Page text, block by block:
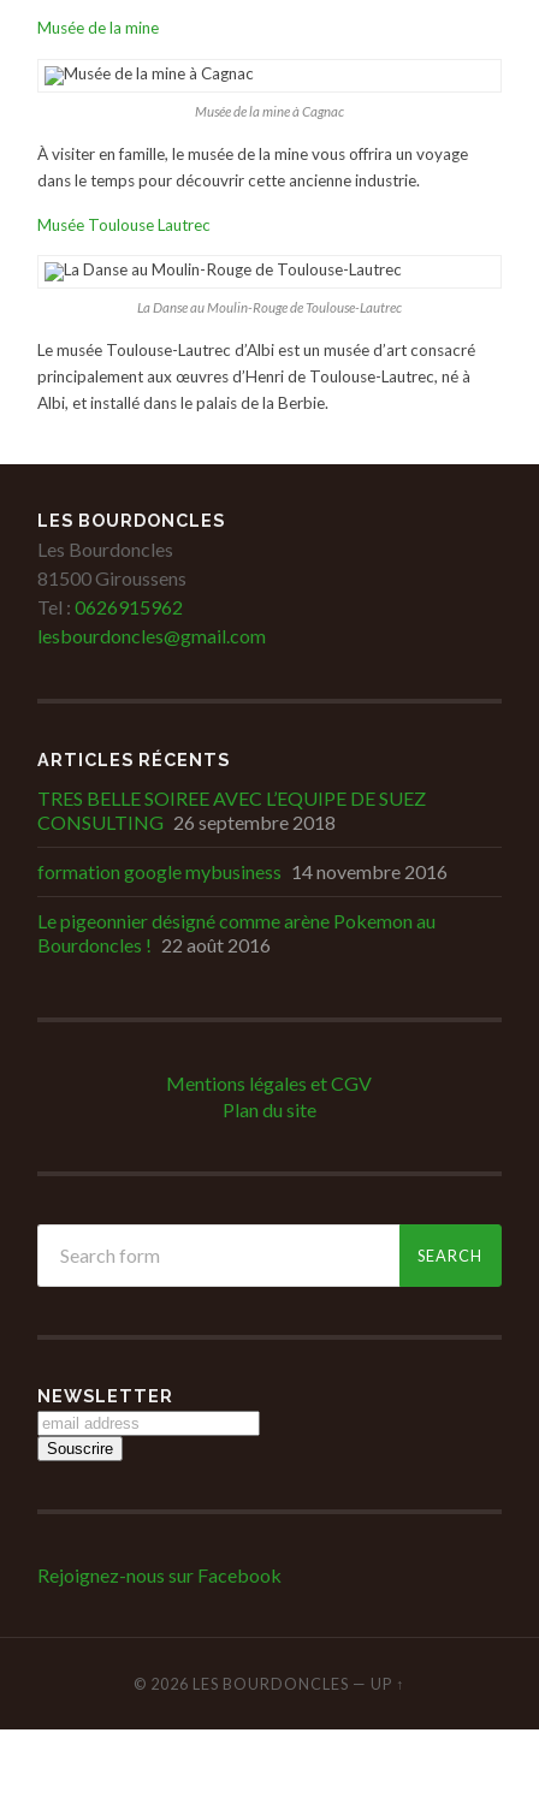
Musée de la mine
Musée de la mine à Cagnac
À visiter en famille, le musée de la mine vous offrira un voyage
dans le temps pour découvrir cette ancienne industrie.
Musée Toulouse Lautrec
La Danse au Moulin-Rouge de Toulouse-Lautrec
Le musée Toulouse-Lautrec d’Albi est un musée d’art consacré
principalement aux œuvres d’Henri de Toulouse-Lautrec, né à
Albi, et installé dans le palais de la Berbie.
LES BOURDONCLES
Les Bourdoncles
81500 Giroussens
Tel : 0626915962
lesbourdoncles@gmail.com
ARTICLES RÉCENTS
TRES BELLE SOIREE AVEC L’EQUIPE DE SUEZ
CONSULTING 26 septembre 2018
formation google mybusiness 14 novembre 2016
Le pigeonnier désigné comme arène Pokemon au
Bourdoncles ! 22 août 2016
Mentions légales et CGV
Plan du site
NEWSLETTER
Rejoignez-nous sur Facebook
© 2026 LES BOURDONCLES — UP ↑